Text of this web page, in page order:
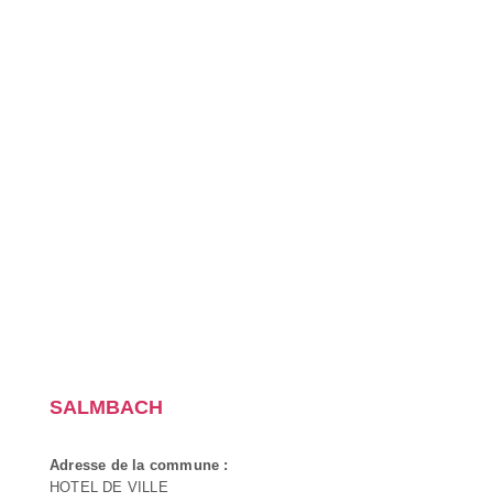
SALMBACH
Adresse de la commune :
HOTEL DE VILLE